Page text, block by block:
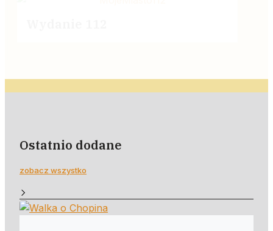
Ostatnio dodane
zobacz wszystko